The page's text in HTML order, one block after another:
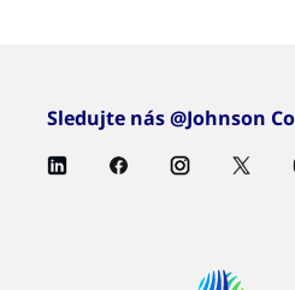
Sledujte nás @Johnson